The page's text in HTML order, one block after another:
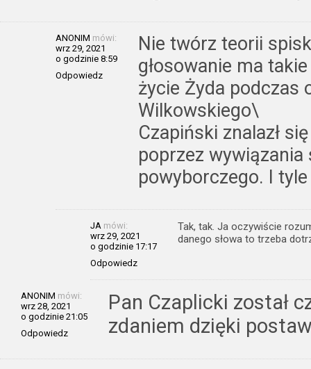
ANONIM mówi:
wrz 29, 2021
o godzinie 8:59
Odpowiedz
Nie twórz teorii
głosowanie ma
życie Żyda podczas
Wilkowskiego\
Czapiński znalazł
poprzez
powyborczego. I
JA mówi:
wrz 29, 2021
o godzinie 17:17
Odpowiedz
Tak, tak. Ja oczywiście
danego słowa to trzeba
ANONIM mówi:
wrz 28, 2021
o godzinie 21:05
Odpowiedz
Pan Czaplicki został
zdaniem dzięki